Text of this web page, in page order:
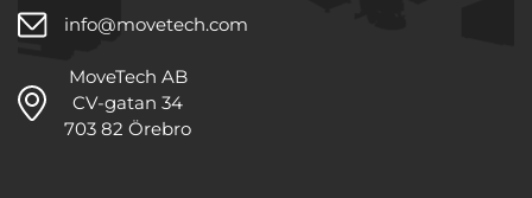
info@movetech.com
MoveTech AB
CV-gatan 34
703 82 Örebro